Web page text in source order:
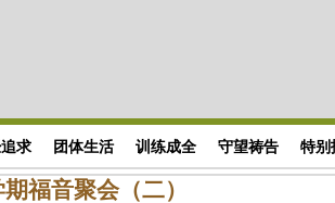
求 团体生活 训练成全 守望祷告 特别
福音聚会（二）